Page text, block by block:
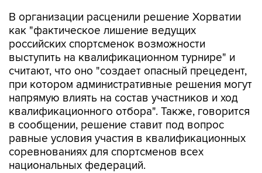
В организации расценили решение Хорватии
как "фактическое лишение ведущих
российских спортсменок возможности
выступить на квалификационном турнире" и
считают, что оно "создает опасный прецедент,
при котором административные решения могут
напрямую влиять на состав участников и ход
квалификационного отбора". Также, говорится
в сообщении, решение ставит под вопрос
равные условия участия в квалификационных
соревнованиях для спортсменов всех
национальных федераций.